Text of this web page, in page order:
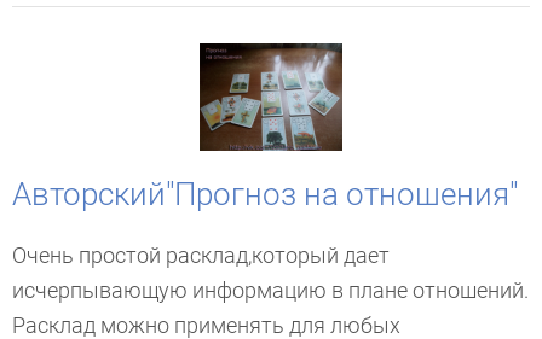
Авторский"Прогноз на отношения"
Очень простой расклад,который дает
исчерпывающую информацию в плане отношений.
Расклад можно применять для любых